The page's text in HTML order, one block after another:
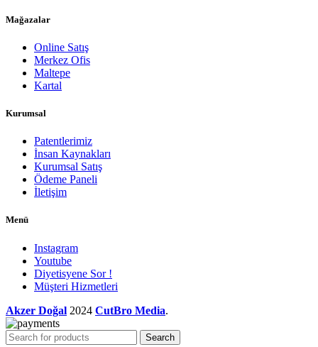
Mağazalar
Online Satış
Merkez Ofis
Maltepe
Kartal
Kurumsal
Patentlerimiz
İnsan Kaynakları
Kurumsal Satış
Ödeme Paneli
İletişim
Menü
Instagram
Youtube
Diyetisyene Sor !
Müşteri Hizmetleri
Akzer Doğal 2024 CutBro Media.
Search